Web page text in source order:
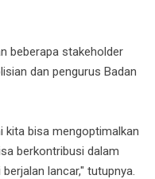
beberapa stakeholder
dan pengurus Badan
kita bisa mengoptimalkan
berkontribusi dalam
lancar," tutupnya.